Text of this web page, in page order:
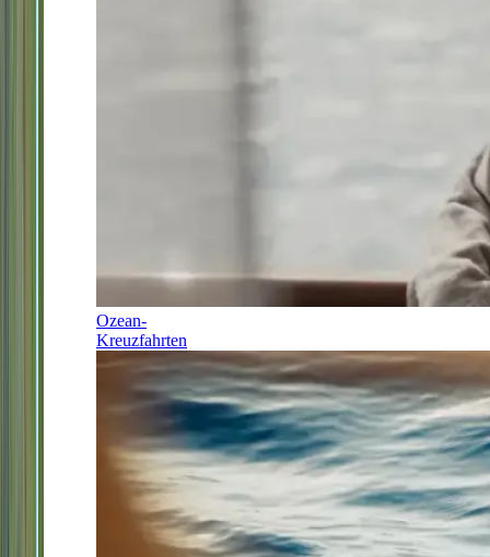
Ozean-
Kreuzfahrten